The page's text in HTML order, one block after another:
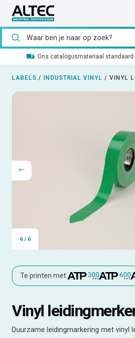
Ons catalogusmateriaal standaard
LABELS / INDUSTRIAL VINYL / VINYL
6/ 6
Te printen met:
Vinyl
Duurzame leidingmarkering met vinyl